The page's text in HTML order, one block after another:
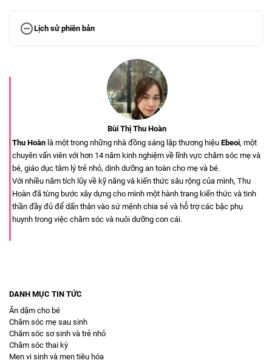
Lịch sử phiên bản
Bùi Thị Thu Hoàn
Thu Hoàn là một trong những nhà đồng sáng lập thương hiệu Ebeoi, một
chuyên vấn viên với hơn 14 năm kinh nghiệm về lĩnh vực chăm sóc mẹ và
bé, giáo dục tâm lý trẻ nhỏ, dinh dưỡng an toàn cho mẹ và bé.
Với nhiều năm tích lũy về kỹ năng và kiến thức sâu rộng của mình, Thu
Hoàn đã từng bước xây dựng cho mình một hành trang kiến thức và tinh
thần đầy đủ để dấn thân vào sứ mệnh chia sẻ và hỗ trợ các bậc phụ
huynh trong việc chăm sóc và nuôi dưỡng con cái.
DANH MỤC TIN TỨC
Ăn dặm cho bé
Chăm sóc mẹ sau sinh
Chăm sóc sơ sinh và trẻ nhỏ
Chăm sóc thai kỳ
Men vi sinh và men tiêu hóa